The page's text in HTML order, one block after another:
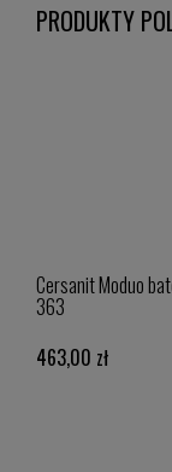
PRODUKTY
Cersanit Moduo
363
463,00 zł